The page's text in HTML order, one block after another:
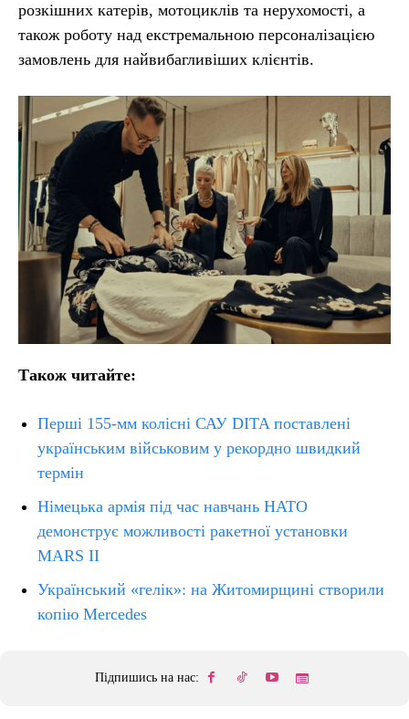
розкішних катерів, мотоциклів та нерухомості, а
також роботу над екстремальною персоналізацією
замовлень для найвибагливіших клієнтів.
Також читайте:
Перші 155-мм колісні САУ DITA поставлені
українським військовим у рекордно швидкий
термін
Німецька армія під час навчань НАТО
демонструє можливості ракетної установки
MARS II
Український «гелік»: на Житомирщині створили
копію Mercedes
Підпишись на нас: